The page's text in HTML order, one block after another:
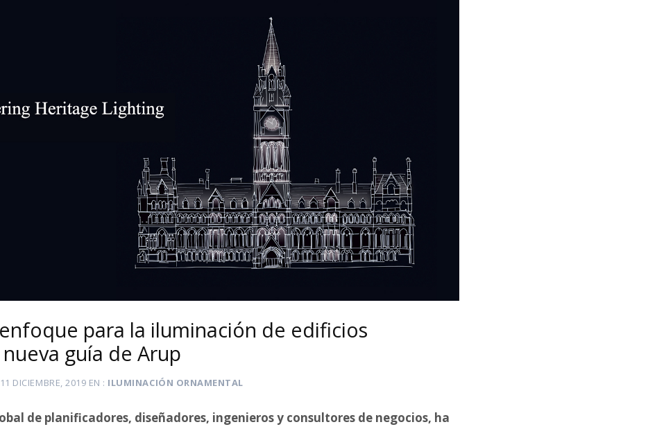
para la iluminación de edificios
guía de Arup
11 DICIEMBRE, 2019 EN ILUMINACIÓN ORNAMENTAL
de planificadores, diseñadores, ingenieros y consultores de negocios, ha